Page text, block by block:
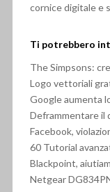
cornice digitale e
Ti potrebbero
The Simpsons:
Logo vettoriali
Google aumenta
Deframmentare il
Facebook,
60 Tutorial
Blackpoint,
Netgear